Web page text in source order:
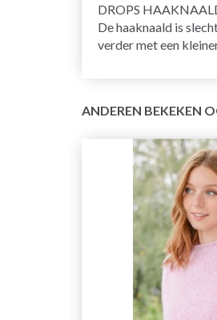
DROPS
De haaknaald is
verder met een
ANDEREN BEKEKEN